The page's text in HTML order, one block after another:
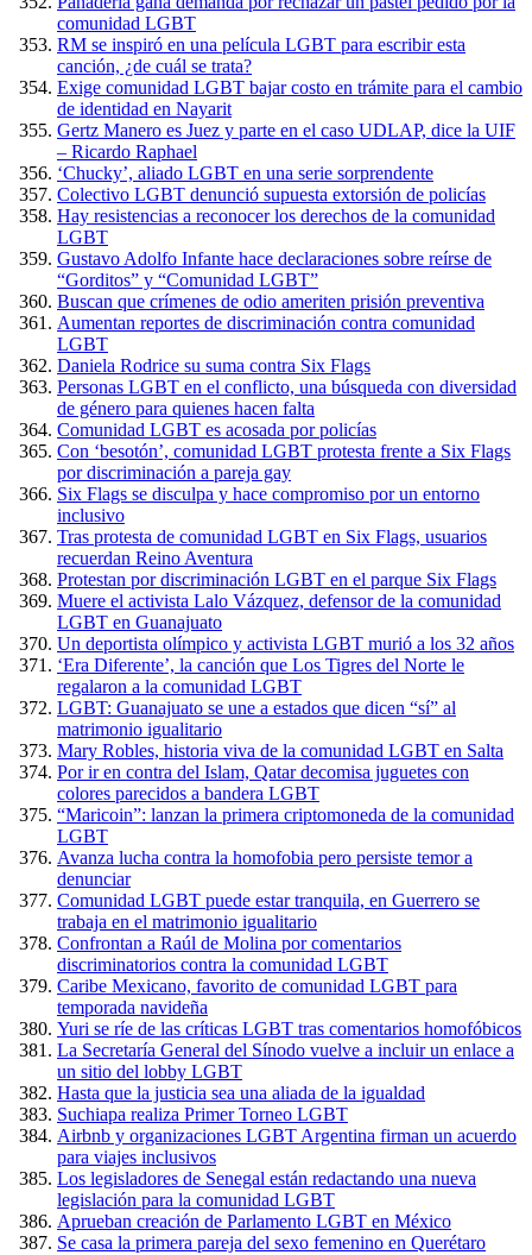
comunidad LGBT
RM se inspiró en una película LGBT para escribir esta
canción, ¿de cuál se trata?
Exige comunidad LGBT bajar costo en trámite para el cambio
de identidad en Nayarit
Gertz Manero es Juez y parte en el caso UDLAP, dice la UIF
– Ricardo Raphael
‘Chucky’, aliado LGBT en una serie sorprendente
Colectivo LGBT denunció supuesta extorsión de policías
Hay resistencias a reconocer los derechos de la comunidad
LGBT
Gustavo Adolfo Infante hace declaraciones sobre reírse de
“Gorditos” y “Comunidad LGBT”
Buscan que crímenes de odio ameriten prisión preventiva
Aumentan reportes de discriminación contra comunidad
LGBT
Daniela Rodrice su suma contra Six Flags
Personas LGBT en el conflicto, una búsqueda con diversidad
de género para quienes hacen falta
Comunidad LGBT es acosada por policías
Con ‘besotón’, comunidad LGBT protesta frente a Six Flags
por discriminación a pareja gay
Six Flags se disculpa y hace compromiso por un entorno
inclusivo
Tras protesta de comunidad LGBT en Six Flags, usuarios
recuerdan Reino Aventura
Protestan por discriminación LGBT en el parque Six Flags
Muere el activista Lalo Vázquez, defensor de la comunidad
LGBT en Guanajuato
Un deportista olímpico y activista LGBT murió a los 32 años
‘Era Diferente’, la canción que Los Tigres del Norte le
regalaron a la comunidad LGBT
LGBT: Guanajuato se une a estados que dicen “sí” al
matrimonio igualitario
Mary Robles, historia viva de la comunidad LGBT en Salta
Por ir en contra del Islam, Qatar decomisa juguetes con
colores parecidos a bandera LGBT
“Maricoin”: lanzan la primera criptomoneda de la comunidad
LGBT
Avanza lucha contra la homofobia pero persiste temor a
denunciar
Comunidad LGBT puede estar tranquila, en Guerrero se
trabaja en el matrimonio igualitario
Confrontan a Raúl de Molina por comentarios
discriminatorios contra la comunidad LGBT
Caribe Mexicano, favorito de comunidad LGBT para
temporada navideña
Yuri se ríe de las críticas LGBT tras comentarios homofóbicos
La Secretaría General del Sínodo vuelve a incluir un enlace a
un sitio del lobby LGBT
Hasta que la justicia sea una aliada de la igualdad
Suchiapa realiza Primer Torneo LGBT
Airbnb y organizaciones LGBT Argentina firman un acuerdo
para viajes inclusivos
Los legisladores de Senegal están redactando una nueva
legislación para la comunidad LGBT
Aprueban creación de Parlamento LGBT en México
Se casa la primera pareja del sexo femenino en Querétaro